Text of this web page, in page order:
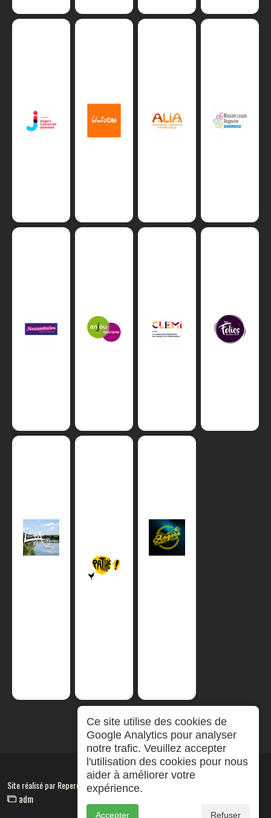
Site réalisé parRepereCom
adm
Ce site utilise des cookies de
Google Analytics pour analyser
notre trafic. Veuillez accepter
l'utilisation des cookies pour nous
aider à améliorer votre
expérience.
Accepter Refuser